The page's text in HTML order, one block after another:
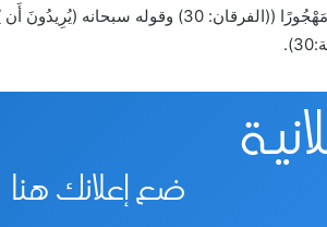
الرَّسُولُ يَا رَبِّ إِنَّ قَوْمِي اتَّخَذُوا هَٰذَا الْقُرْآنَ مَهْجُورًا